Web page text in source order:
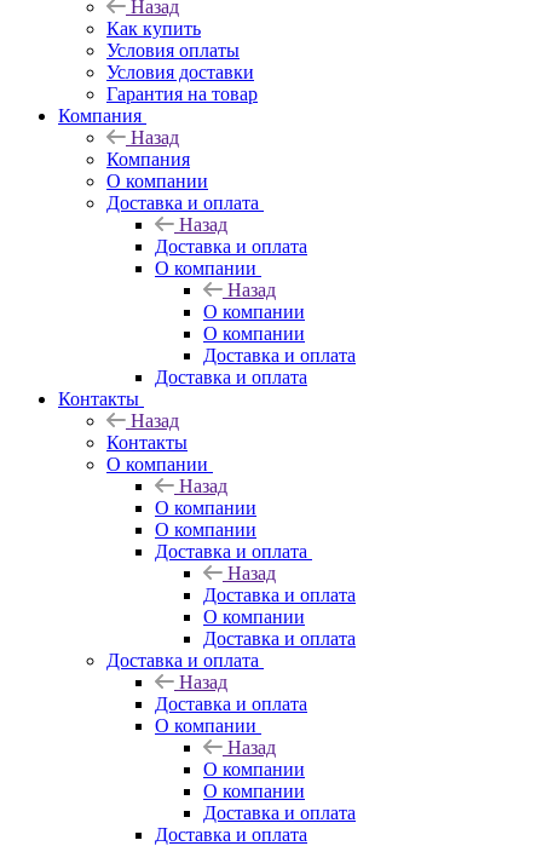
Назад
Как купить
Условия оплаты
Условия доставки
Гарантия на товар
Компания
Назад
Компания
О компании
Доставка и оплата
Назад
Доставка и оплата
О компании
Назад
О компании
О компании
Доставка и оплата
Доставка и оплата
Контакты
Назад
Контакты
О компании
Назад
О компании
О компании
Доставка и оплата
Назад
Доставка и оплата
О компании
Доставка и оплата
Доставка и оплата
Назад
Доставка и оплата
О компании
Назад
О компании
О компании
Доставка и оплата
Доставка и оплата